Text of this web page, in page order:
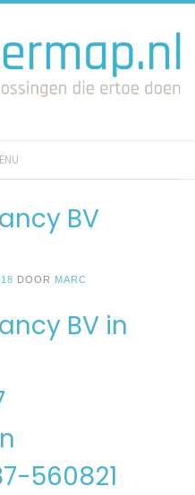
BV
DOOR MARC
BV in
560821